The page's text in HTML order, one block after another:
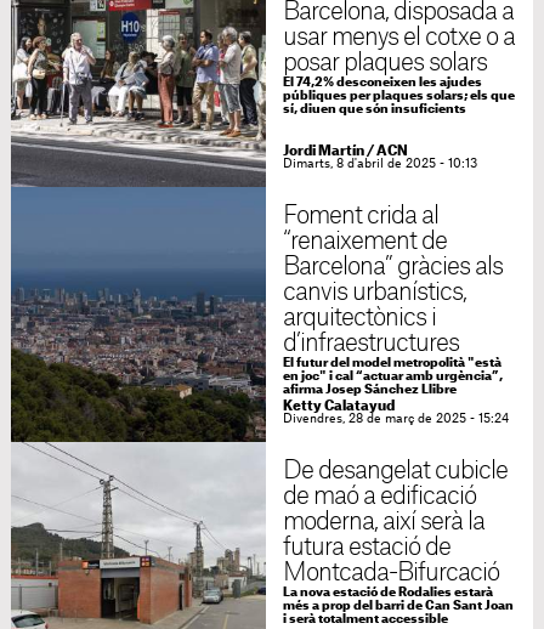
Barcelona, disposada a
usar menys el cotxe o a
posar plaques solars
El 74,2% desconeixen les ajudes
públiques per plaques solars; els que
sí, diuen que són insuficients
Jordi Martín/ACN
Dimarts, 8 d'abril de 2025 - 10:13
Foment crida al
“renaixement de
Barcelona” gràcies als
canvis urbanístics,
arquitectònics i
d’infraestructures
El futur del model metropolità "està
en joc" i cal “actuar amb urgència”,
afirma Josep Sánchez Llibre
Ketty Calatayud
Divendres, 28 de març de 2025 - 15:24
De desangelat cubicle
de maó a edificació
moderna, així serà la
futura estació de
Montcada-Bifurcació
La nova estació de Rodalies estarà
més a prop del barri de Can Sant Joan
i serà totalment accessible